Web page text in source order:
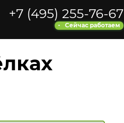
+7 (495) 255-76-67
Сейчас работаем